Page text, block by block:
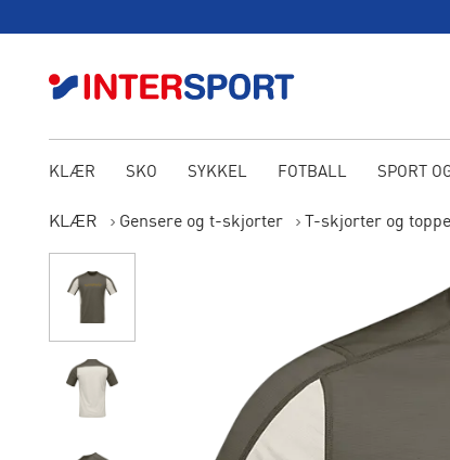
KLÆR SKO SYKKEL FOTBALL SPORT
KLÆR Gensere og t-skjorter T-skjorter og